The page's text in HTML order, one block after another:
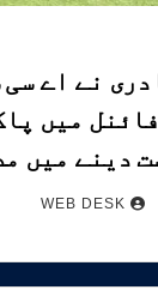
میں
دینے میں
WEB DESK